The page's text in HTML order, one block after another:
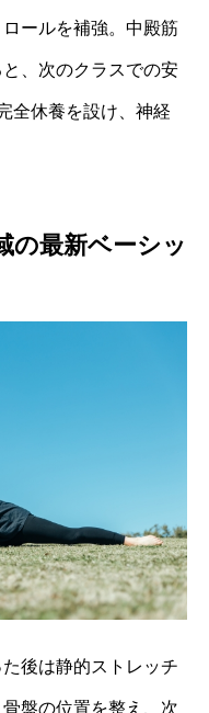
ールを補強。中殿筋
、次のクラスでの安
全休養を設け、神経
の最新ベーシッ
後は静的ストレッチ
盤の位置を整え、次